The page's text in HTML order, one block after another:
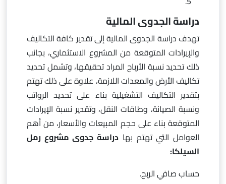
دراسة الجدوى المالية
تهدف دراسة الجدوى المالية إلى تقدير كافة التكاليف
والإيرادات المتوقعة من المشروع الاستثماري، بجانب
ذلك تحديد نسبة الأرباح المراد تحقيقها، وتشمل تحديد
تكاليف الأرض والمعدات اللازمة، علاوة على ذلك تهتم
بتقدير التكاليف التشغيلية بناء على تحديد الرواتب
ونسبة الصيانة، وطاقات النقل، وتقدير نسبة الإيرادات
المتوقعة بناء على حجم المبيعات والأسعار، من أهم
العوامل التي تهتم بها دراسة جدوى مشروع رمل
السيلكا:
حساب صافي الربح.